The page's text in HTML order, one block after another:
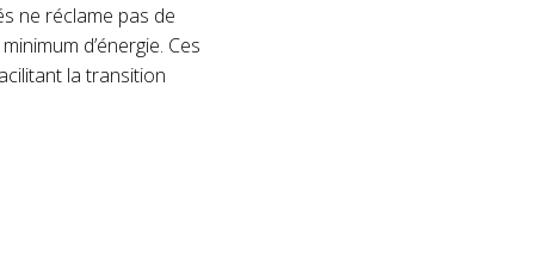
ne réclame pas de
d’énergie. Ces
la transition